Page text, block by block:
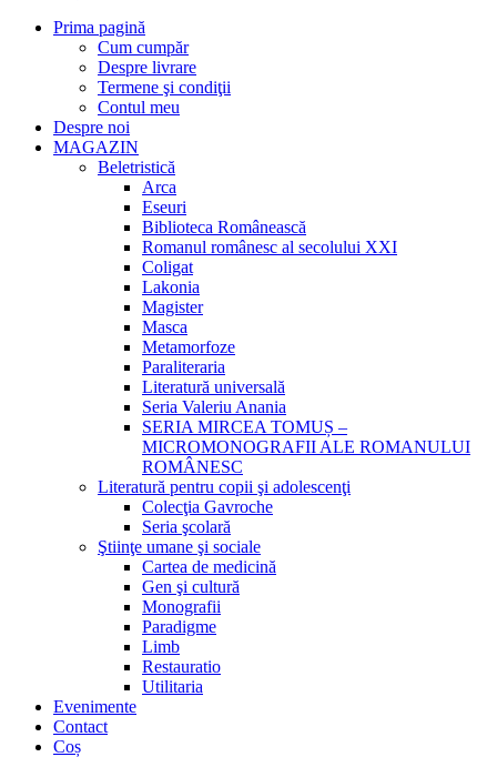
Prima pagină
Cum cumpăr
Despre livrare
Termene şi condiţii
Contul meu
Despre noi
MAGAZIN
Beletristică
Arca
Eseuri
Biblioteca Românească
Romanul românesc al secolului XXI
Coligat
Lakonia
Magister
Masca
Metamorfoze
Paraliteraria
Literatură universală
Seria Valeriu Anania
SERIA MIRCEA TOMUȘ –
MICROMONOGRAFII ALE ROMANULUI
ROMÂNESC
Literatură pentru copii şi adolescenţi
Colecţia Gavroche
Seria şcolară
Ştiinţe umane şi sociale
Cartea de medicină
Gen şi cultură
Monografii
Paradigme
Limb
Restauratio
Utilitaria
Evenimente
Contact
Coș